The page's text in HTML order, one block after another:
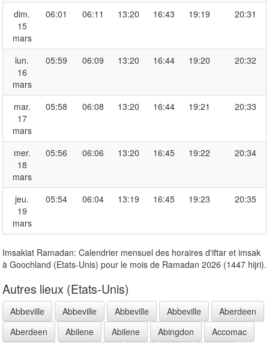
dim.
15
mars
06:01 06:11 13:20 16:43 19:19 20:31
lun.
16
mars
05:59 06:09 13:20 16:44 19:20 20:32
mar.
17
mars
05:58 06:08 13:20 16:44 19:21 20:33
mer.
18
mars
05:56 06:06 13:20 16:45 19:22 20:34
jeu.
19
mars
05:54 06:04 13:19 16:45 19:23 20:35
Imsakiat Ramadan: Calendrier mensuel des horaires d'iftar et imsak
à Goochland (Etats-Unis) pour le mois de Ramadan 2026 (1447 hijri).
Autres lieux (Etats-Unis)
Abbeville Abbeville Abbeville Abbeville
Aberdeen
Aberdeen
Abilene Abilene Abingdon
Accomac